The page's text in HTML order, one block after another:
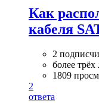
Как
кабеля
2
более трёх
1809
2
ответа